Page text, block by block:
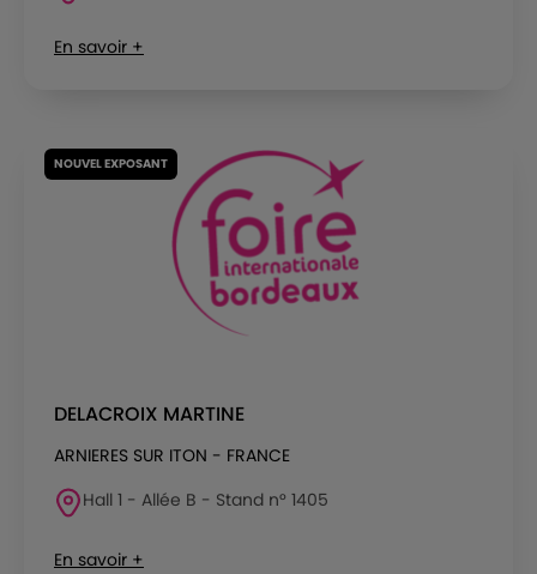
En savoir +
NOUVEL EXPOSANT
DELACROIX MARTINE
ARNIERES SUR ITON - FRANCE
Hall 1 - Allée B - Stand n° 1405
En savoir +